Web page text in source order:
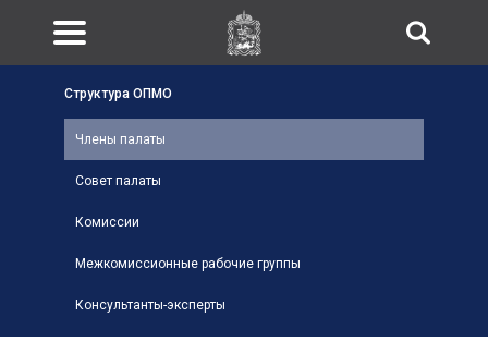
Структура ОПМО
Члены палаты
Совет палаты
Комиссии
Межкомиссионные рабочие группы
Консультанты-эксперты